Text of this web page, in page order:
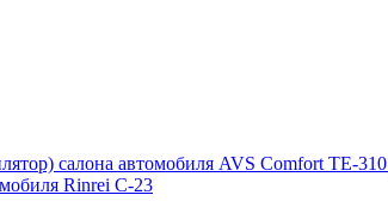
салона автомобиля AVS Comfort TE-310